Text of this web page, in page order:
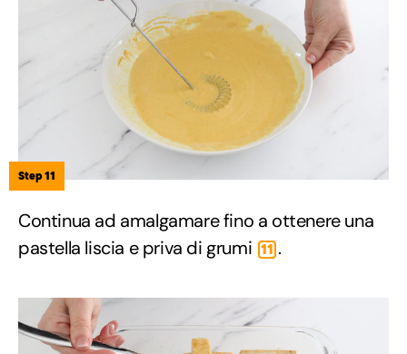
Step 11
Continua ad amalgamare fino a ottenere una
pastella liscia e priva di grumi 11 .